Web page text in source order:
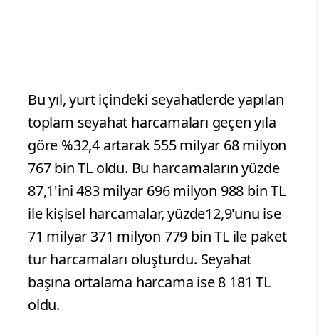
Bu yıl, yurt içindeki seyahatlerde yapılan
toplam seyahat harcamaları geçen yıla
göre %32,4 artarak 555 milyar 68 milyon
767 bin TL oldu. Bu harcamaların yüzde
87,1'ini 483 milyar 696 milyon 988 bin TL
ile kişisel harcamalar, yüzde12,9'unu ise
71 milyar 371 milyon 779 bin TL ile paket
tur harcamaları oluşturdu. Seyahat
başına ortalama harcama ise 8 181 TL
oldu.